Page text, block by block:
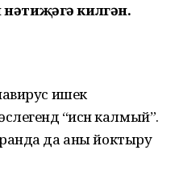
килгән.
ишек
“исән калмый”.
да аны йоктыру